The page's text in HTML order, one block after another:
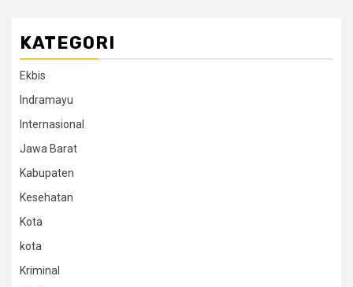
KATEGORI
Ekbis
Indramayu
Internasional
Jawa Barat
Kabupaten
Kesehatan
Kota
kota
Kriminal